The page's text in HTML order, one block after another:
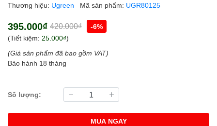
Thương hiệu: Ugreen Mã sản phẩm: UGR80125
395.000₫ 420.000₫
-6%
(Tiết kiệm: 25.000₫)
(Giá sản phẩm đã bao gồm VAT)
Bảo hành 18 tháng
Số lượng:
MUA NGAY